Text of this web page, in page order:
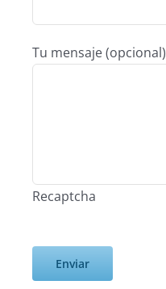
Tu mensaje (opcional)
Recaptcha